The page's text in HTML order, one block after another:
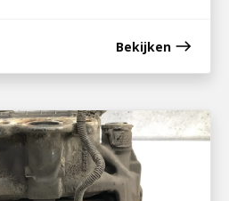
Bekijken east